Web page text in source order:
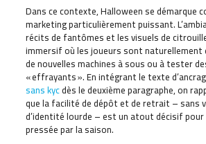
Dans ce contexte, Halloween se démarque
marketing particulièrement puissant.
récits de fantômes et les visuels de
immersif où les joueurs sont naturellement
de nouvelles machines à sous ou à tester
« effrayants ». En intégrant le texte
sans kycdès le deuxième paragraphe, on
que la facilité de dépôt et de retrait – sans
d’identité lourde – est un atout décisif pour
pressée par la saison.